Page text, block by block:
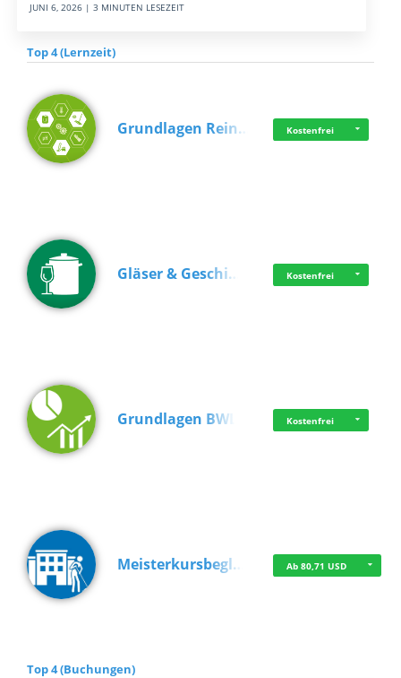
JUNI 6, 2026 | 3 MINUTEN LESEZEIT
Top 4 (Lernzeit)
Grundlagen Rein… Kostenfrei
Gläser & Geschi… Kostenfrei
Grundlagen BWL Kostenfrei
Meisterkursbegl… Ab 80,71 USD
Top 4 (Buchungen)